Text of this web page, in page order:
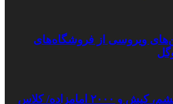
ویروسی از فروشگاه‌های
آماده‌باش در قشم، کیش و ۲۰۰۰ امامزاده/ کلاس